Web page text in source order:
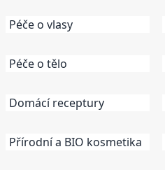
Péče o vlasy
Péče o tělo
Domácí receptury
Přírodní a BIO kosmetika